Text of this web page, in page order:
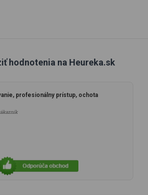
hodnotenia na Heureka.sk
profesionálny prístup, ochota